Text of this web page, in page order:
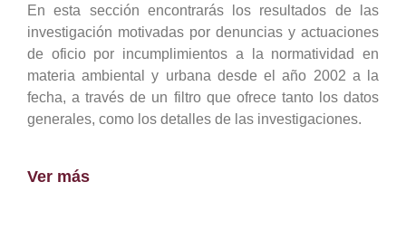
En esta sección encontrarás los resultados de las
investigación motivadas por denuncias y actuaciones
de oficio por incumplimientos a la normatividad en
materia ambiental y urbana desde el año 2002 a la
fecha, a través de un filtro que ofrece tanto los datos
generales, como los detalles de las investigaciones.
Ver más